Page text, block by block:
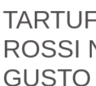
ROSSI